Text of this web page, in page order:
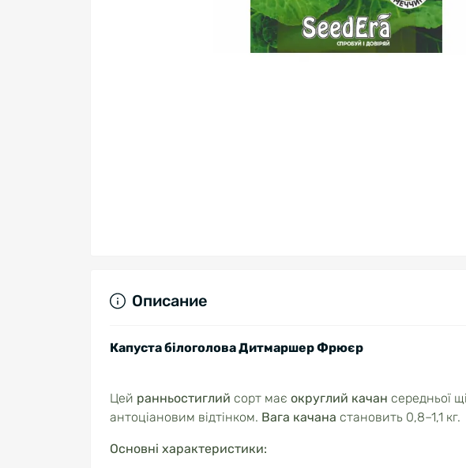
Описание
Капуста білоголова Дитмаршер Фрюєр
Цей ранньостиглий сорт має округлий качан середньої
антоціановим відтінком. Вага качана становить 0,8–1,1 кг.
Основні характеристики: